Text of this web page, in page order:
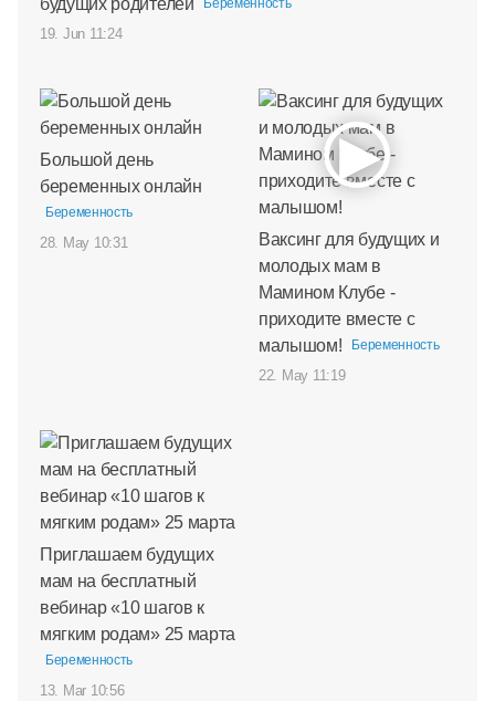
19. Jun 11:24
Большой день
беременных онлайн
Беременность
28. May 10:31
Ваксинг для будущих и
молодых мам в
Мамином Клубе -
приходите вместе с
малышом!
Беременность
22. May 11:19
Приглашаем будущих
мам на бесплатный
вебинар «10 шагов к
мягким родам» 25 марта
Беременность
13. Mar 10:56